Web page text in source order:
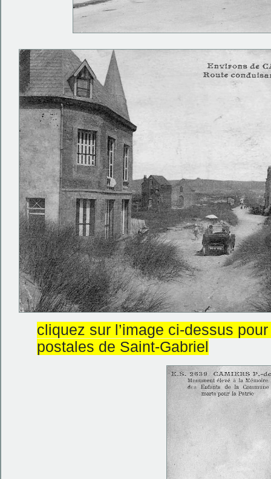
cliquez sur l’image ci-dessus
postales de Saint-Gabriel